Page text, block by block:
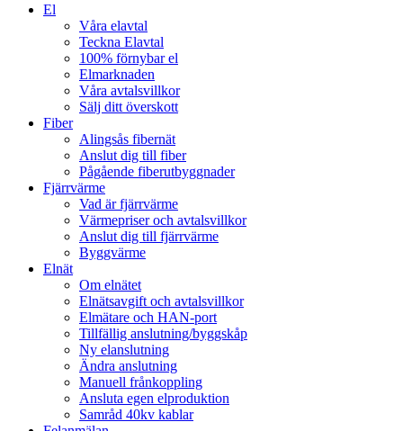
El
Våra elavtal
Teckna Elavtal
100% förnybar el
Elmarknaden
Våra avtalsvillkor
Sälj ditt överskott
Fiber
Alingsås fibernät
Anslut dig till fiber
Pågående fiberutbyggnader
Fjärrvärme
Vad är fjärrvärme
Värmepriser och avtalsvillkor
Anslut dig till fjärrvärme
Byggvärme
Elnät
Om elnätet
Elnätsavgift och avtalsvillkor
Elmätare och HAN-port
Tillfällig anslutning/byggskåp
Ny elanslutning
Ändra anslutning
Manuell frånkoppling
Ansluta egen elproduktion
Samråd 40kv kablar